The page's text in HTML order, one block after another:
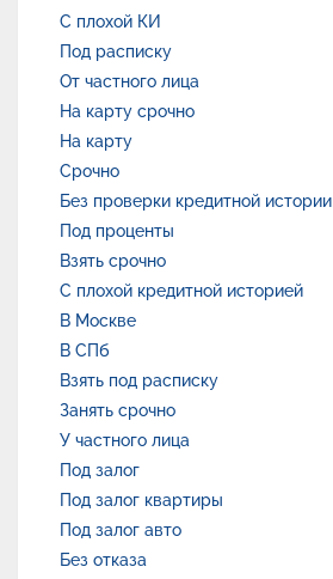
С плохой КИ
Под расписку
От частного лица
На карту срочно
На карту
Срочно
Без проверки кредитной истории
Под проценты
Взять срочно
С плохой кредитной историей
В Москве
В СПб
Взять под расписку
Занять срочно
У частного лица
Под залог
Под залог квартиры
Под залог авто
Без отказа